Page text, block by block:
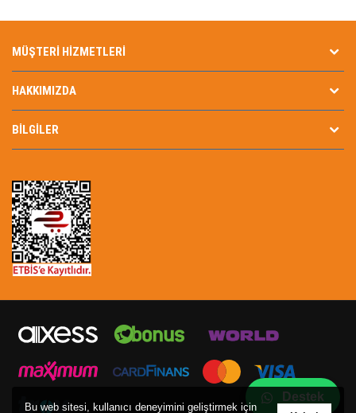
MÜŞTERI HIZMETLERI
HAKKIMIZDA
BILGILER
Destek
Bu web sitesi, kullanıcı deneyimini geliştirmek için